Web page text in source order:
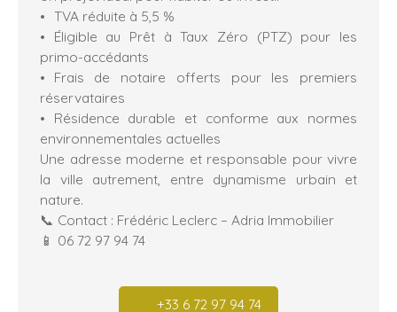
TVA réduite à 5,5 %
Éligible au Prêt à Taux Zéro (PTZ) pour les
primo-accédants
Frais de notaire offerts pour les premiers
réservataires
Résidence durable et conforme aux normes
environnementales actuelles
Une adresse moderne et responsable pour vivre
la ville autrement, entre dynamisme urbain et
nature.
📞 Contact : Frédéric Leclerc – Adria Immobilier
📱 06 72 97 94 74
+33 6 72 97 94 74